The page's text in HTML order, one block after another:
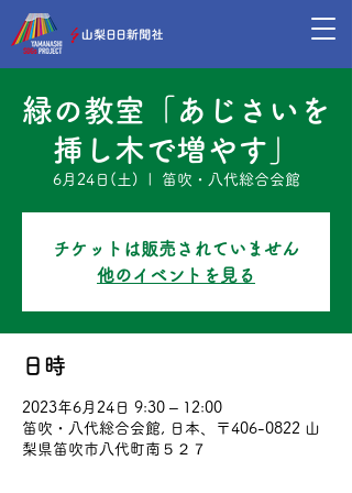
緑の教室「あじさいを
挿し木で増やす」
6月24日(土) 笛吹・八代総合会館
チケットは販売されていません
他のイベントを見る
日時
2023年6月24日 9:30 – 12:00
笛吹・八代総合会館, 日本、〒406-0822 山
梨県笛吹市八代町南５２７